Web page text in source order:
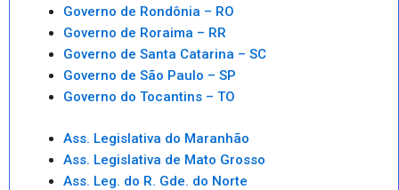
Governo de Rondônia – RO
Governo de Roraima – RR
Governo de Santa Catarina – SC
Governo de São Paulo – SP
Governo do Tocantins – TO
Ass. Legislativa do Maranhão
Ass. Legislativa de Mato Grosso
Ass. Leg. do R. Gde. do Norte